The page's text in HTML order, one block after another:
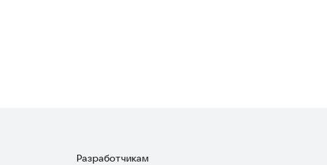
Разработчикам